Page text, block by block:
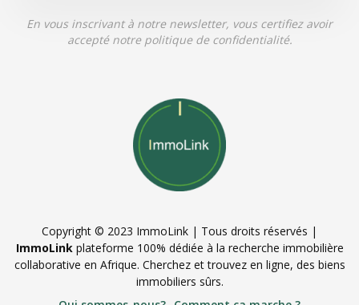
En vous inscrivant à notre newsletter, vous certifiez avoir
accepté notre politique de confidentialité.
Copyright © 2023 ImmoLink | Tous droits réservés |
ImmoLinkplateforme 100% dédiée à la recherche immobilière
collaborative en Afrique. Cherchez et trouvez en ligne, des biens
immobiliers sûrs.